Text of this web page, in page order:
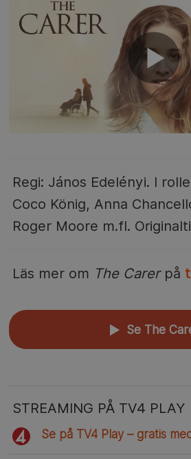
Regi: János Edelényi. I
Coco König, Anna
Roger Moore m.fl.
Läs mer om The Carerpå
▲ Se The
STREAMING PÅ TV4 PLAY
Se på TV4 Play – gratis